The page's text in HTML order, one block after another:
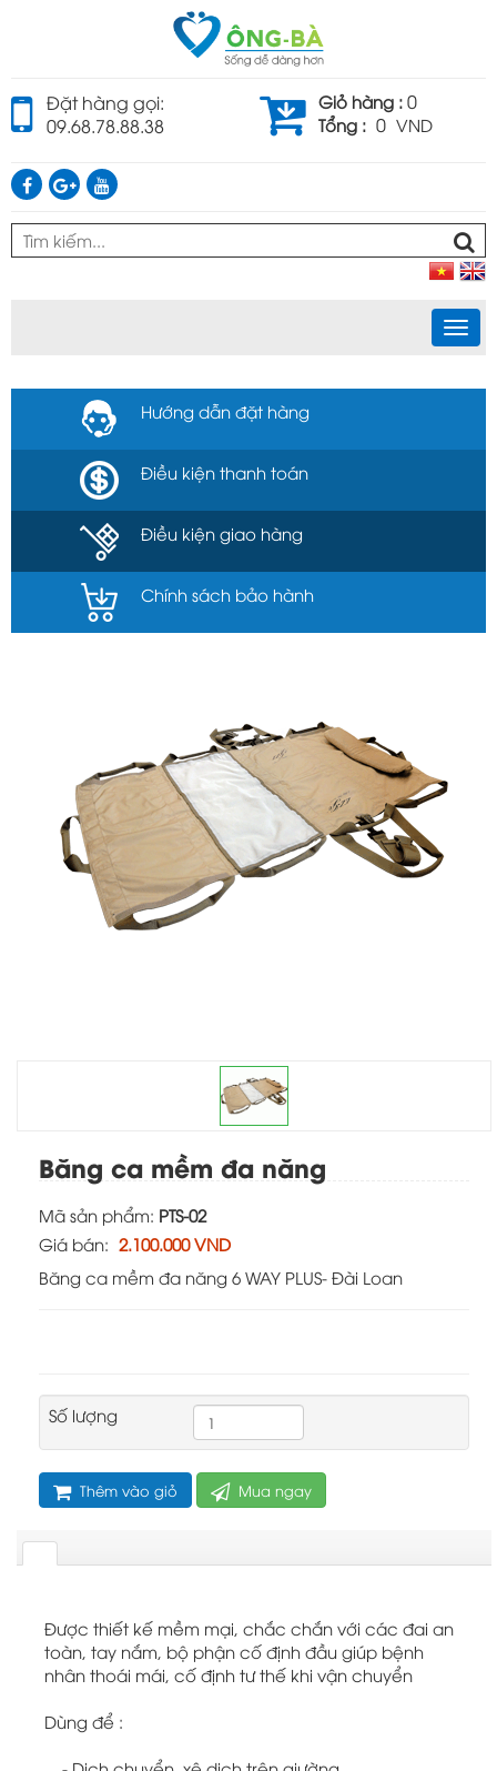
Đặt hàng gọi:
09.68.78.88.38
Giỏ hàng : 0
Tổng : 0 VND
Hướng dẫn đặt hàng
Điều kiện thanh toán
Điều kiện giao hàng
Chính sách bảo hành
Băng ca mềm đa năng
Mã sản phẩm: PTS-02
Giá bán: 2.100.000 VND
Băng ca mềm đa năng 6 WAY PLUS- Đài Loan
Số lượng
Thêm vào giỏ Mua ngay
Được thiết kế mềm mại, chắc chắn với các đai an
toàn, tay nắm, bộ phận cố định đầu giúp bệnh
nhân thoái mái, cố định tư thế khi vận chuyển
Dùng để :